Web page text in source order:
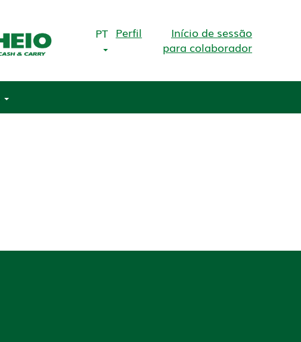
PT Perfil
Início de sessão
para colaborador